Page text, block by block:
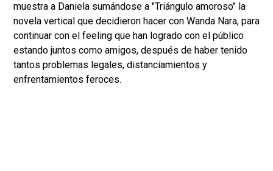
muestra a Daniela sumándose a "Triángulo amoroso" la
novela vertical que decidieron hacer con Wanda Nara, para
continuar con el feeling que han logrado con el público
estando juntos como amigos, después de haber tenido
tantos problemas legales, distanciamientos y
enfrentamientos feroces.